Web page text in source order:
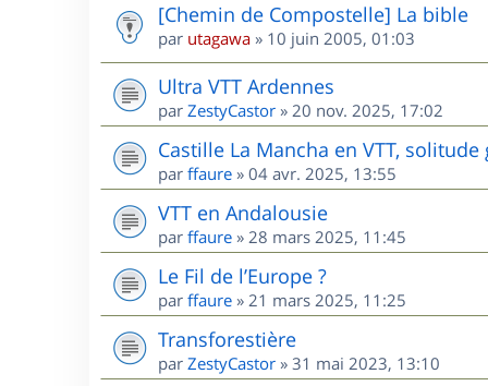
[Chemin de Compostelle] La bible
par utagawa » 10 juin 2005, 01:03
Ultra VTT Ardennes
par ZestyCastor » 20 nov. 2025, 17:02
Castille La Mancha en VTT, solitude
par ffaure » 04 avr. 2025, 13:55
VTT en Andalousie
par ffaure » 28 mars 2025, 11:45
Le Fil de l’Europe ?
par ffaure » 21 mars 2025, 11:25
Transforestière
par ZestyCastor » 31 mai 2023, 13:10